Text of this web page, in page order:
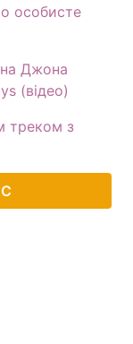
особисте
Джона
(відео)
треком з